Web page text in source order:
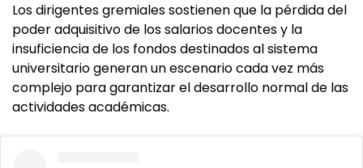
Los dirigentes gremiales sostienen que la pérdida del
poder adquisitivo de los salarios docentes y la
insuficiencia de los fondos destinados al sistema
universitario generan un escenario cada vez más
complejo para garantizar el desarrollo normal de las
actividades académicas.